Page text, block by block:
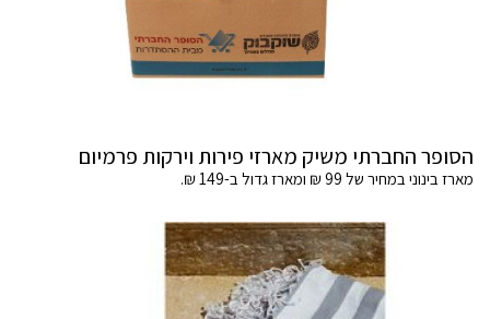
הסופר החברתי משיק מארזי פירות וירקות פרמיום
מארז בינוני במחיר של 99 ₪ ומארז גדול ב-149 ₪.